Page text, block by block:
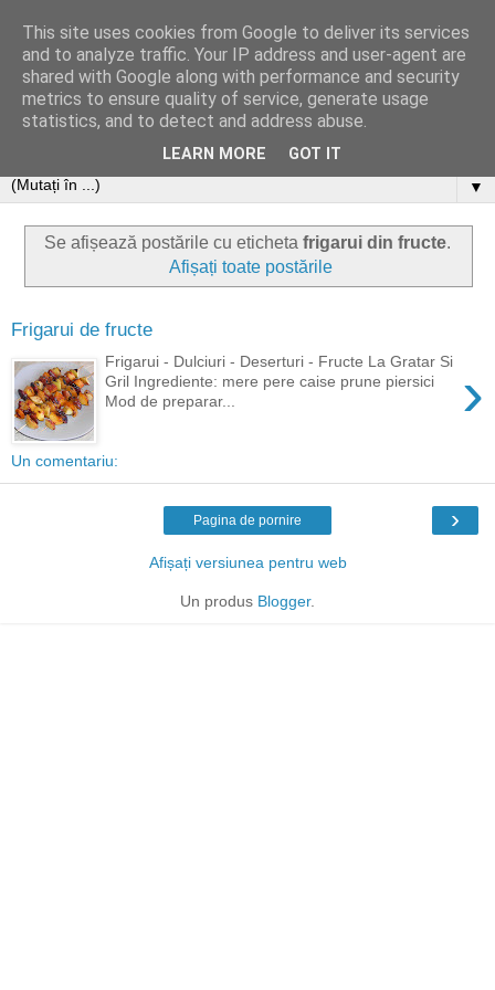
▼
Se afișează postările cu eticheta frigarui din fructe.
Afișați toate postările
Frigarui de fructe
›
Frigarui - Dulciuri - Deserturi - Fructe La Gratar Si
Gril Ingrediente: mere pere caise prune piersici
Mod de preparar...
Un comentariu:
›
Pagina de pornire
Afișați versiunea pentru web
Un produs Blogger.
This site uses cookies from Google to deliver its services
and to analyze traffic. Your IP address and user-agent are
shared with Google along with performance and security
metrics to ensure quality of service, generate usage
statistics, and to detect and address abuse.
LEARN MORE GOT IT